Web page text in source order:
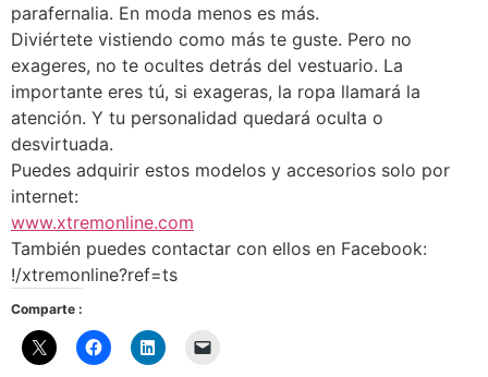
parafernalia. En moda menos es más.
Diviértete vistiendo como más te guste. Pero no
exageres, no te ocultes detrás del vestuario. La
importante eres tú, si exageras, la ropa llamará la
atención. Y tu personalidad quedará oculta o
desvirtuada.
Puedes adquirir estos modelos y accesorios solo por
internet:
www.xtremonline.com
También puedes contactar con ellos en Facebook:
!/xtremonline?ref=ts
Comparte :